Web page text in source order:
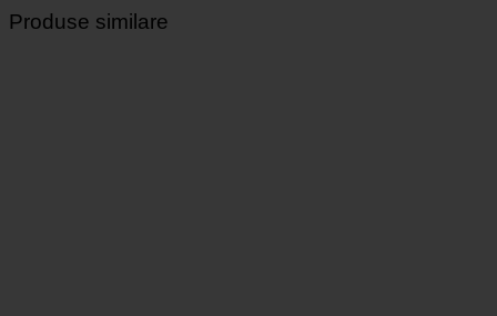
Produse similare